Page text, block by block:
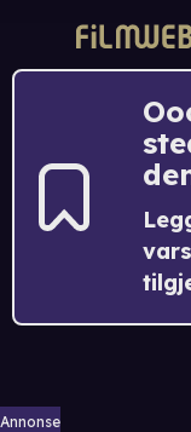
Annonse